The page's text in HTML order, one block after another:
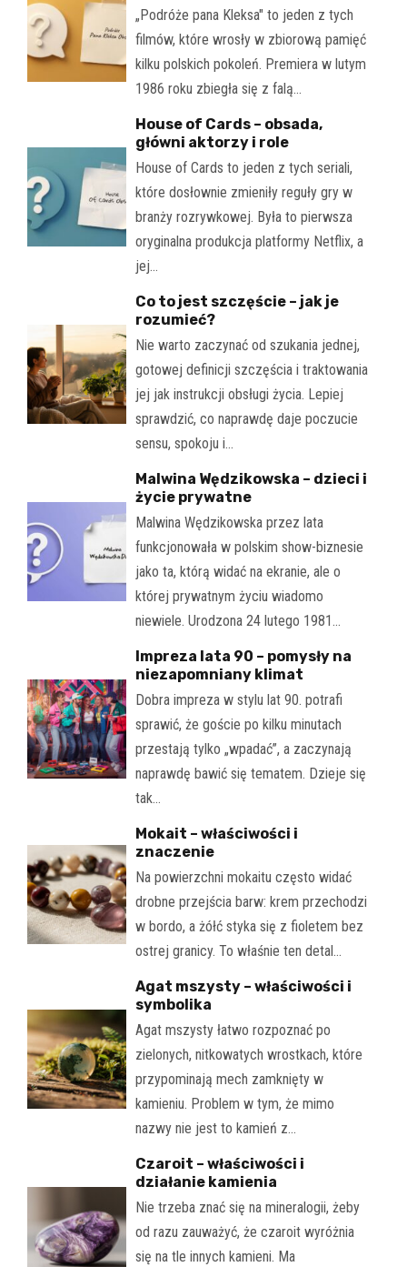
„Podróże pana Kleksa" to jeden z tych
filmów, które wrosły w zbiorową pamięć
kilku polskich pokoleń. Premiera w lutym
1986 roku zbiegła się z falą…
House of Cards – obsada,
główni aktorzy i role
House of Cards to jeden z tych seriali,
które dosłownie zmieniły reguły gry w
branży rozrywkowej. Była to pierwsza
oryginalna produkcja platformy Netflix, a
jej…
Co to jest szczęście – jak je
rozumieć?
Nie warto zaczynać od szukania jednej,
gotowej definicji szczęścia i traktowania
jej jak instrukcji obsługi życia. Lepiej
sprawdzić, co naprawdę daje poczucie
sensu, spokoju i…
Malwina Wędzikowska – dzieci i
życie prywatne
Malwina Wędzikowska przez lata
funkcjonowała w polskim show-biznesie
jako ta, którą widać na ekranie, ale o
której prywatnym życiu wiadomo
niewiele. Urodzona 24 lutego 1981…
Impreza lata 90 – pomysły na
niezapomniany klimat
Dobra impreza w stylu lat 90. potrafi
sprawić, że goście po kilku minutach
przestają tylko „wpadać”, a zaczynają
naprawdę bawić się tematem. Dzieje się
tak…
Mokait – właściwości i
znaczenie
Na powierzchni mokaitu często widać
drobne przejścia barw: krem przechodzi
w bordo, a żółć styka się z fioletem bez
ostrej granicy. To właśnie ten detal…
Agat mszysty – właściwości i
symbolika
Agat mszysty łatwo rozpoznać po
zielonych, nitkowatych wrostkach, które
przypominają mech zamknięty w
kamieniu. Problem w tym, że mimo
nazwy nie jest to kamień z…
Czaroit – właściwości i
działanie kamienia
Nie trzeba znać się na mineralogii, żeby
od razu zauważyć, że czaroit wyróżnia
się na tle innych kamieni. Ma